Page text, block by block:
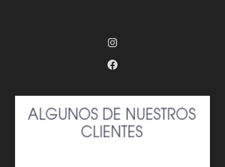
Instagram
Facebook